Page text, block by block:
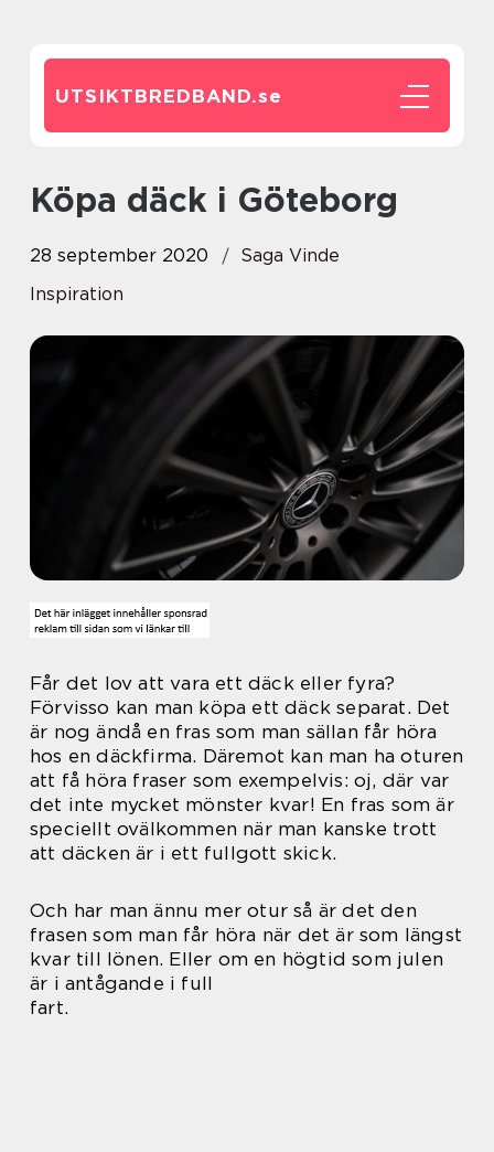
UTSIKTBREDBAND.se
Köpa däck i Göteborg
28 september 2020
Saga Vinde
Inspiration
Får det lov att vara ett däck eller fyra?
Förvisso kan man köpa ett däck separat. Det
är nog ändå en fras som man sällan får höra
hos en däckfirma. Däremot kan man ha oturen
att få höra fraser som exempelvis: oj, där var
det inte mycket mönster kvar! En fras som är
speciellt ovälkommen när man kanske trott
att däcken är i ett fullgott skick.
Och har man ännu mer otur så är det den
frasen som man får höra när det är som längst
kvar till lönen. Eller om en högtid som julen
är i antågande i full
fart.